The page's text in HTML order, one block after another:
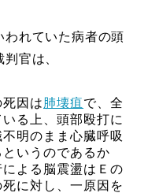
れていた病者の頭
官は、
因は肺壊疽で、全
る上、頭部殴打に
明のまま心臓呼吸
いうのであるか
よる脳震盪はＥの
に対し、一原因を